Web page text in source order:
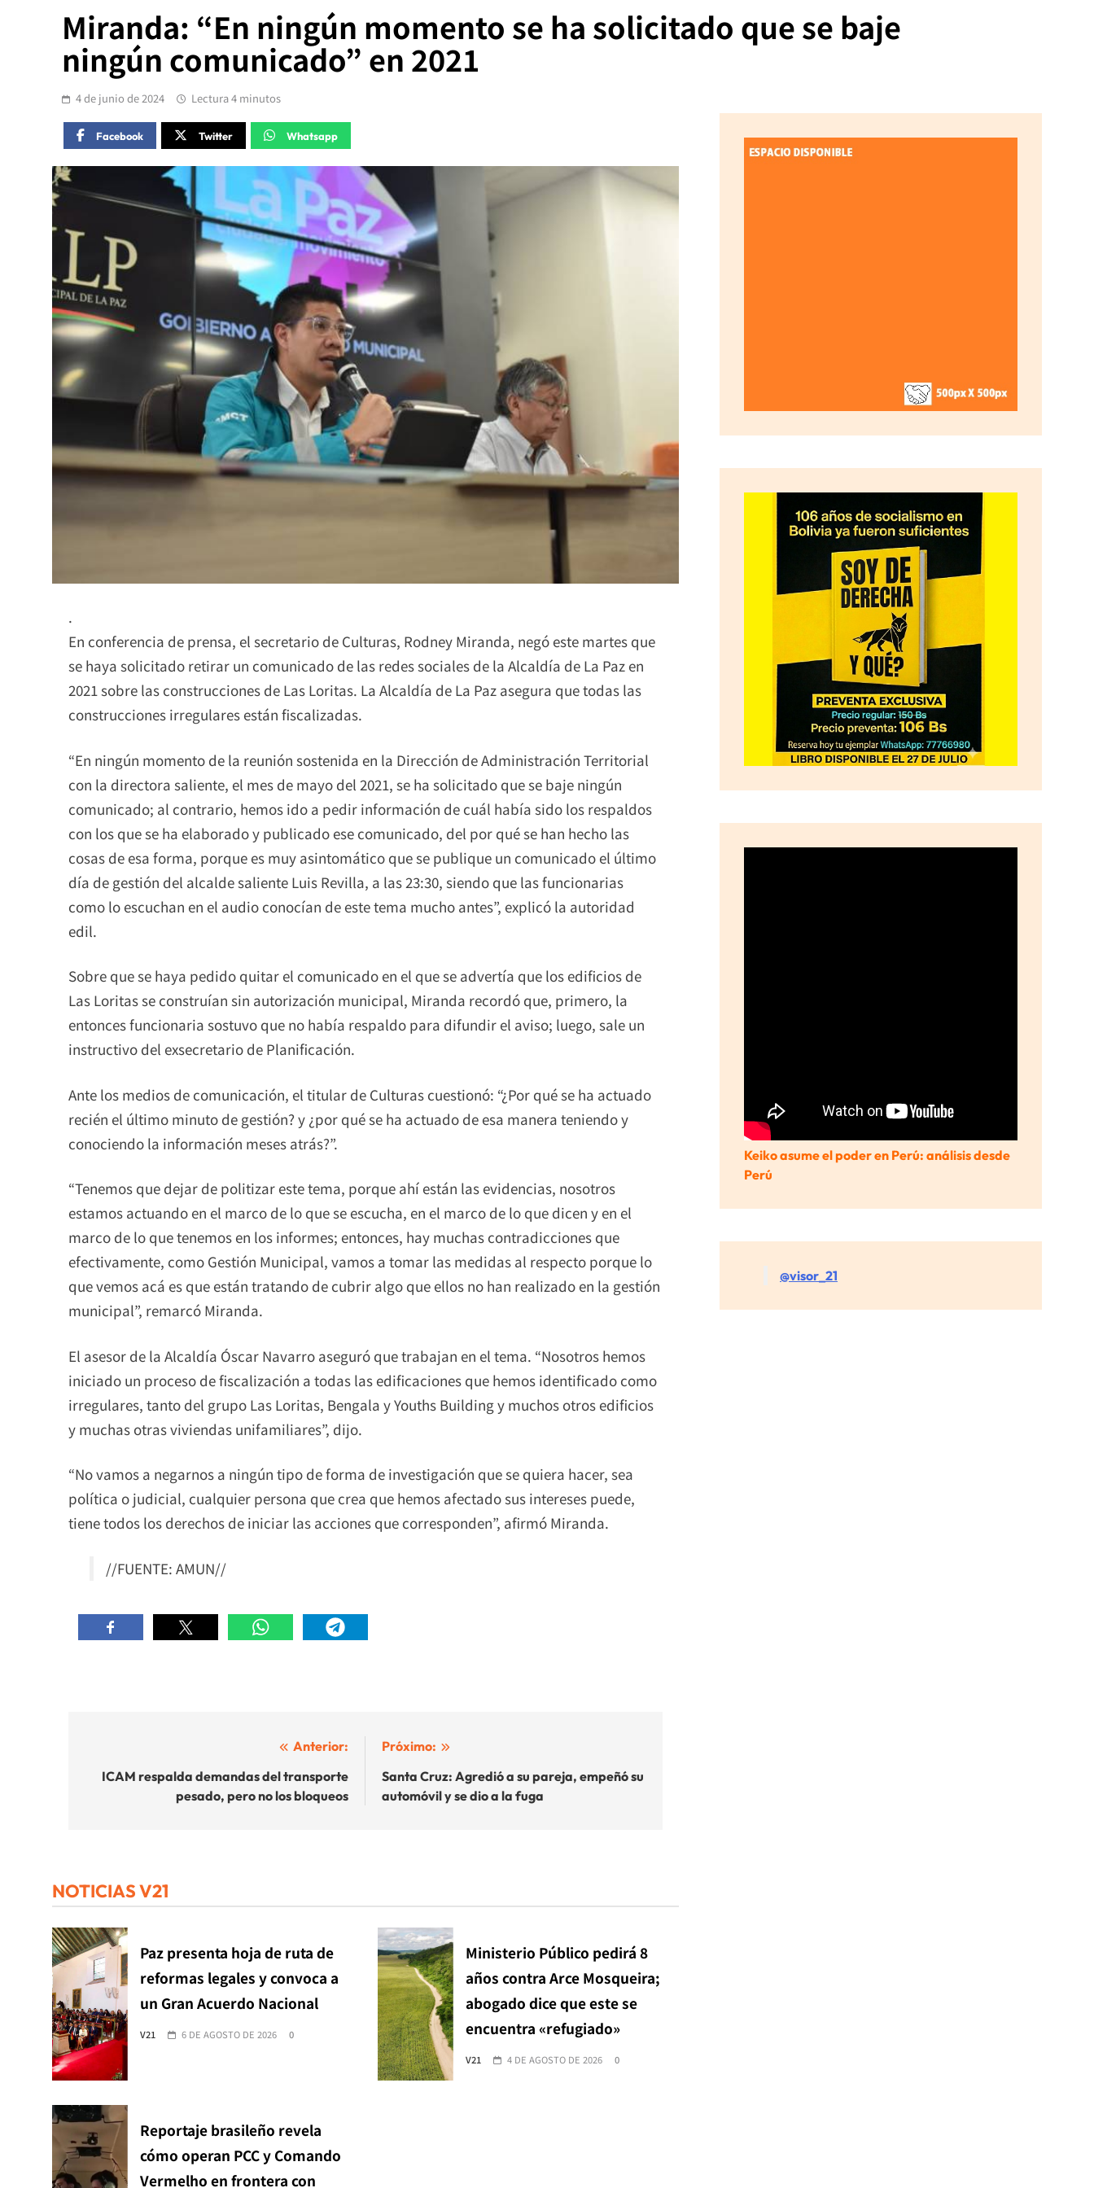
Miranda: “En ningún momento se ha solicitado que se baje
ningún comunicado” en 2021
4 de junio de 2024 Lectura 4 minutos
Facebook Twitter Whatsapp
.
En conferencia de prensa, el secretario de Culturas, Rodney Miranda, negó este martes que
se haya solicitado retirar un comunicado de las redes sociales de la Alcaldía de La Paz en
2021 sobre las construcciones de Las Loritas. La Alcaldía de La Paz asegura que todas las
construcciones irregulares están fiscalizadas.
“En ningún momento de la reunión sostenida en la Dirección de Administración Territorial
con la directora saliente, el mes de mayo del 2021, se ha solicitado que se baje ningún
comunicado; al contrario, hemos ido a pedir información de cuál había sido los respaldos
con los que se ha elaborado y publicado ese comunicado, del por qué se han hecho las
cosas de esa forma, porque es muy asintomático que se publique un comunicado el último
día de gestión del alcalde saliente Luis Revilla, a las 23:30, siendo que las funcionarias
como lo escuchan en el audio conocían de este tema mucho antes”, explicó la autoridad
edil.
Sobre que se haya pedido quitar el comunicado en el que se advertía que los edificios de
Las Loritas se construían sin autorización municipal, Miranda recordó que, primero, la
entonces funcionaria sostuvo que no había respaldo para difundir el aviso; luego, sale un
instructivo del exsecretario de Planificación.
Ante los medios de comunicación, el titular de Culturas cuestionó: “¿Por qué se ha actuado
recién el último minuto de gestión? y ¿por qué se ha actuado de esa manera teniendo y
conociendo la información meses atrás?”.
“Tenemos que dejar de politizar este tema, porque ahí están las evidencias, nosotros
estamos actuando en el marco de lo que se escucha, en el marco de lo que dicen y en el
marco de lo que tenemos en los informes; entonces, hay muchas contradicciones que
efectivamente, como Gestión Municipal, vamos a tomar las medidas al respecto porque lo
que vemos acá es que están tratando de cubrir algo que ellos no han realizado en la gestión
municipal”, remarcó Miranda.
El asesor de la Alcaldía Óscar Navarro aseguró que trabajan en el tema. “Nosotros hemos
iniciado un proceso de fiscalización a todas las edificaciones que hemos identificado como
irregulares, tanto del grupo Las Loritas, Bengala y Youths Building y muchos otros edificios
y muchas otras viviendas unifamiliares”, dijo.
“No vamos a negarnos a ningún tipo de forma de investigación que se quiera hacer, sea
política o judicial, cualquier persona que crea que hemos afectado sus intereses puede,
tiene todos los derechos de iniciar las acciones que corresponden”, afirmó Miranda.
//FUENTE: AMUN//
de
Anterior:
ICAM respalda demandas del transporte
pesado, pero no los bloqueos
Próximo:
Santa Cruz: Agredió a su pareja, empeñó su
automóvil y se dio a la fuga
NOTICIAS V21
Paz presenta hoja de ruta de
reformas legales y convoca a
un Gran Acuerdo Nacional
V21 6 DE AGOSTO DE 2026 0
Ministerio Público pedirá 8
años contra Arce Mosqueira;
abogado dice que este se
encuentra «refugiado»
V21 4 DE AGOSTO DE 2026 0
Reportaje brasileño revela
cómo operan PCC y Comando
Vermelho en frontera con
Keiko asume el poder en Perú: análisis desde
Perú
@visor_21